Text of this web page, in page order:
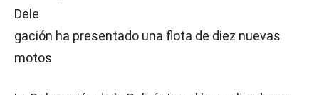
Dele
gación ha presentado una flota de diez nuevas
motos